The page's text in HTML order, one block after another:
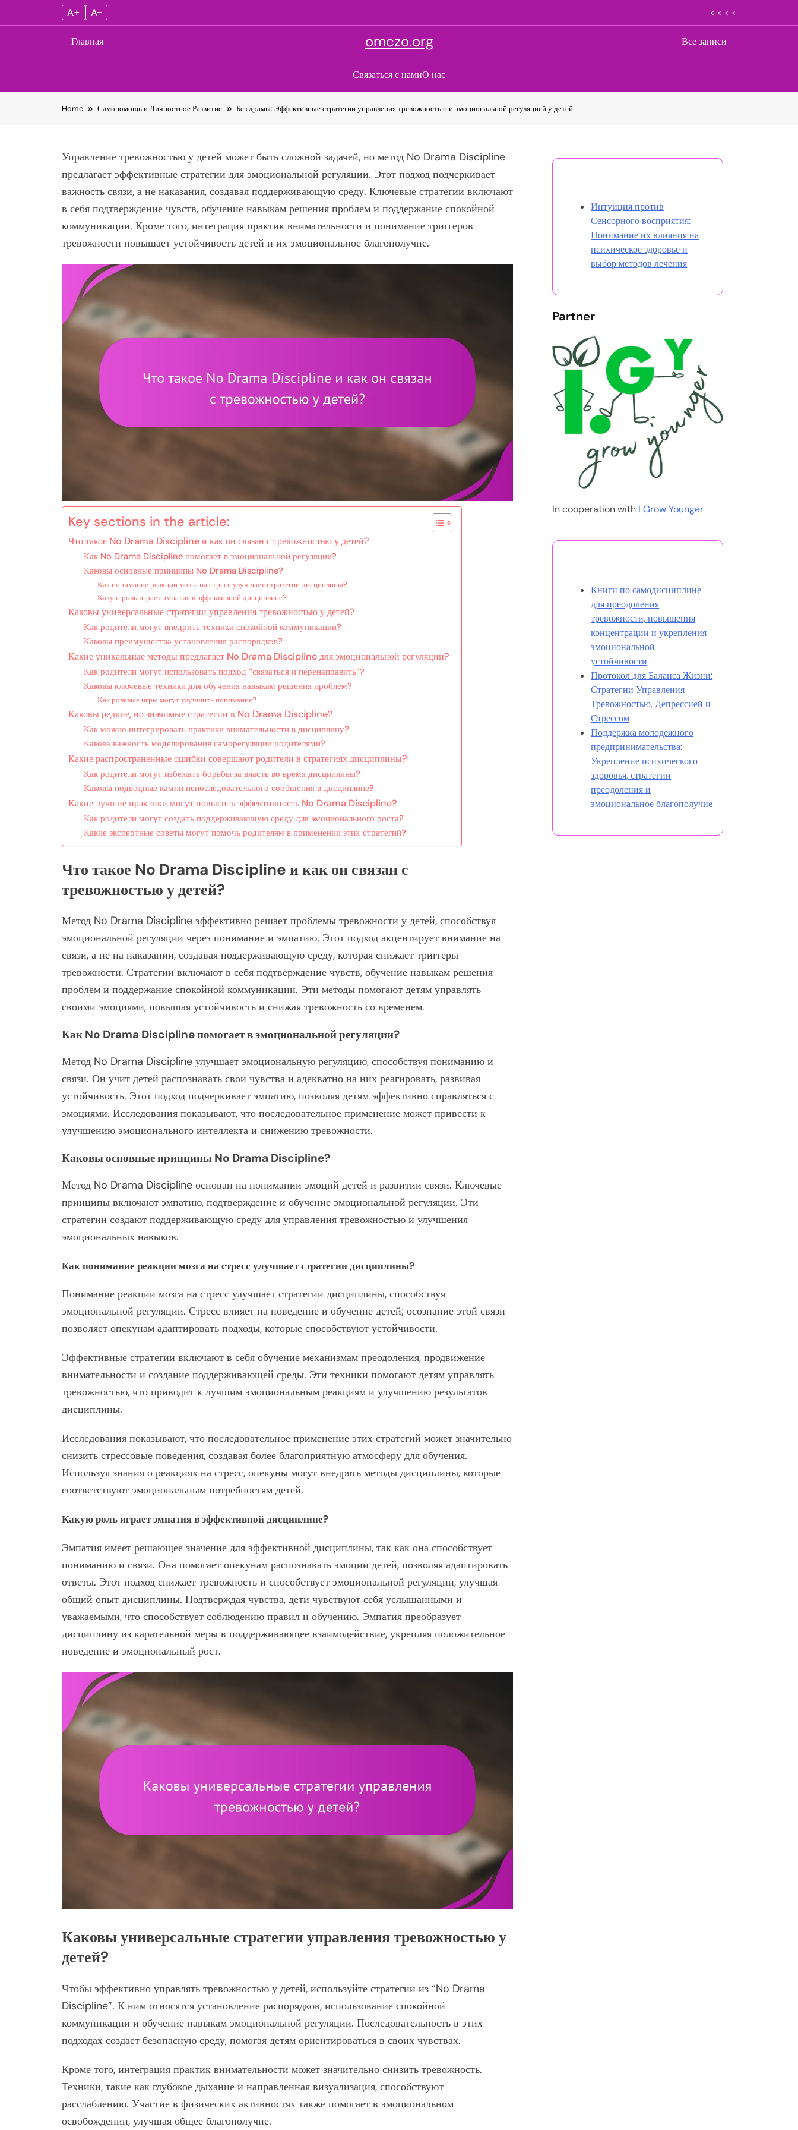
A+ A– < < < <
Главная omczo.org Все записи
Связаться с намиО нас
Home Самопомощь и Личностное Развитие Без драмы: Эффективные стратегии управления тревожностью и эмоциональной регуляцией у детей
Управление тревожностью у детей может быть сложной задачей, но метод No Drama Discipline
предлагает эффективные стратегии для эмоциональной регуляции. Этот подход подчеркивает
важность связи, а не наказания, создавая поддерживающую среду. Ключевые стратегии включают
в себя подтверждение чувств, обучение навыкам решения проблем и поддержание спокойной
коммуникации. Кроме того, интеграция практик внимательности и понимание триггеров
тревожности повышает устойчивость детей и их эмоциональное благополучие.
Key sections in the article:
Что такое No Drama Discipline и как он связан с тревожностью у детей?
Как No Drama Discipline помогает в эмоциональной регуляции?
Каковы основные принципы No Drama Discipline?
Как понимание реакции мозга на стресс улучшает стратегии дисциплины?
Какую роль играет эмпатия в эффективной дисциплине?
Каковы универсальные стратегии управления тревожностью у детей?
Как родители могут внедрить техники спокойной коммуникации?
Каковы преимущества установления распорядков?
Какие уникальные методы предлагает No Drama Discipline для эмоциональной регуляции?
Как родители могут использовать подход “связаться и перенаправить”?
Каковы ключевые техники для обучения навыкам решения проблем?
Как ролевые игры могут улучшить понимание?
Каковы редкие, но значимые стратегии в No Drama Discipline?
Как можно интегрировать практики внимательности в дисциплину?
Какова важность моделирования саморегуляции родителями?
Какие распространенные ошибки совершают родители в стратегиях дисциплины?
Как родители могут избежать борьбы за власть во время дисциплины?
Каковы подводные камни непоследовательного сообщения в дисциплине?
Какие лучшие практики могут повысить эффективность No Drama Discipline?
Как родители могут создать поддерживающую среду для эмоционального роста?
Какие экспертные советы могут помочь родителям в применении этих стратегий?
Что такое No Drama Discipline и как он связан с
тревожностью у детей?
Метод No Drama Discipline эффективно решает проблемы тревожности у детей, способствуя
эмоциональной регуляции через понимание и эмпатию. Этот подход акцентирует внимание на
связи, а не на наказании, создавая поддерживающую среду, которая снижает триггеры
тревожности. Стратегии включают в себя подтверждение чувств, обучение навыкам решения
проблем и поддержание спокойной коммуникации. Эти методы помогают детям управлять
своими эмоциями, повышая устойчивость и снижая тревожность со временем.
Как No Drama Discipline помогает в эмоциональной регуляции?
Метод No Drama Discipline улучшает эмоциональную регуляцию, способствуя пониманию и
связи. Он учит детей распознавать свои чувства и адекватно на них реагировать, развивая
устойчивость. Этот подход подчеркивает эмпатию, позволяя детям эффективно справляться с
эмоциями. Исследования показывают, что последовательное применение может привести к
улучшению эмоционального интеллекта и снижению тревожности.
Каковы основные принципы No Drama Discipline?
Метод No Drama Discipline основан на понимании эмоций детей и развитии связи. Ключевые
принципы включают эмпатию, подтверждение и обучение эмоциональной регуляции. Эти
стратегии создают поддерживающую среду для управления тревожностью и улучшения
эмоциональных навыков.
Как понимание реакции мозга на стресс улучшает стратегии дисциплины?
Понимание реакции мозга на стресс улучшает стратегии дисциплины, способствуя
эмоциональной регуляции. Стресс влияет на поведение и обучение детей; осознание этой связи
позволяет опекунам адаптировать подходы, которые способствуют устойчивости.
Эффективные стратегии включают в себя обучение механизмам преодоления, продвижение
внимательности и создание поддерживающей среды. Эти техники помогают детям управлять
тревожностью, что приводит к лучшим эмоциональным реакциям и улучшению результатов
дисциплины.
Исследования показывают, что последовательное применение этих стратегий может значительно
снизить стрессовые поведения, создавая более благоприятную атмосферу для обучения.
Используя знания о реакциях на стресс, опекуны могут внедрять методы дисциплины, которые
соответствуют эмоциональным потребностям детей.
Какую роль играет эмпатия в эффективной дисциплине?
Эмпатия имеет решающее значение для эффективной дисциплины, так как она способствует
пониманию и связи. Она помогает опекунам распознавать эмоции детей, позволяя адаптировать
ответы. Этот подход снижает тревожность и способствует эмоциональной регуляции, улучшая
общий опыт дисциплины. Подтверждая чувства, дети чувствуют себя услышанными и
уважаемыми, что способствует соблюдению правил и обучению. Эмпатия преобразует
дисциплину из карательной меры в поддерживающее взаимодействие, укрепляя положительное
поведение и эмоциональный рост.
Каковы универсальные стратегии управления тревожностью у
детей?
Чтобы эффективно управлять тревожностью у детей, используйте стратегии из “No Drama
Discipline”. К ним относятся установление распорядков, использование спокойной
коммуникации и обучение навыкам эмоциональной регуляции. Последовательность в этих
подходах создает безопасную среду, помогая детям ориентироваться в своих чувствах.
Кроме того, интеграция практик внимательности может значительно снизить тревожность.
Техники, такие как глубокое дыхание и направленная визуализация, способствуют
расслаблению. Участие в физических активностях также помогает в эмоциональном
освобождении, улучшая общее благополучие.
Интуиция против
Сенсорного восприятия:
Понимание их влияния на
психическое здоровье и
выбор методов лечения
Partner
In cooperation with I Grow Younger
Книги по самодисциплине
для преодоления
тревожности, повышения
концентрации и укрепления
эмоциональной
устойчивости
Протокол для Баланса Жизни:
Стратегии Управления
Тревожностью, Депрессией и
Стрессом
Поддержка молодежного
предпринимательства:
Укрепление психического
здоровья, стратегии
преодоления и
эмоциональное благополучие